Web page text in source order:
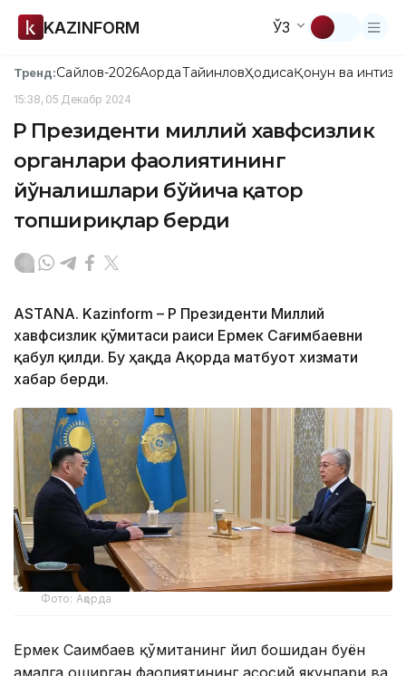
KAZINFORM ЎЗ
Тренд:Сайлов-2026АқордаТайинловҲодисаҚонун ва
15:38, 05 Декабр 2024
ҚР Президенти миллий хавфсизлик
органлари фаолиятининг
йўналишлари бўйича қатор
топшириқлар берди
ASTANA. Kazinform – ҚР Президенти Миллий
хавфсизлик қўмитаси раиси Ермек Сағимбаевни
қабул қилди. Бу ҳақда Ақорда матбуот хизмати
хабар берди.
Фото: Ақорда
Ермек Сағимбаев қўмитанинг йил бошидан буён
амалга оширган фаолиятининг асосий якунлари ва